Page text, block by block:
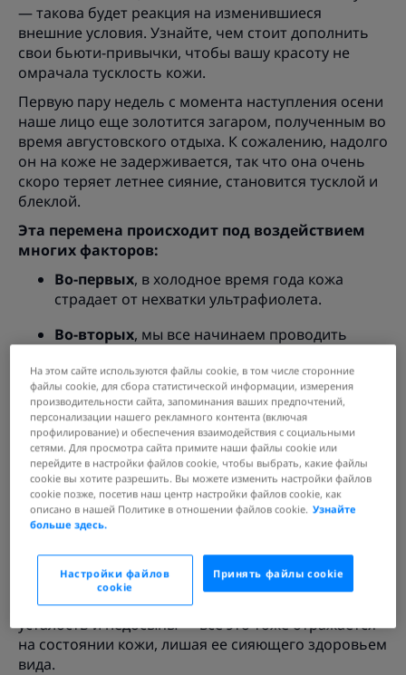
— такова будет реакция на изменившиеся
внешние условия. Узнайте, чем стоит дополнить
свои бьюти-привычки, чтобы вашу красоту не
омрачала тусклость кожи.
Первую пару недель с момента наступления осени
наше лицо еще золотится загаром, полученным во
время августовского отдыха. К сожалению, надолго
он на коже не задерживается, так что она очень
скоро теряет летнее сияние, становится тусклой и
блеклой.
Эта перемена происходит под воздействием
многих факторов:
Во-первых, в холодное время года кожа
страдает от нехватки ультрафиолета.
Во-вторых, мы все начинаем проводить
воздухе, поэтому о бодром румянце и свежем
тоне кожи осенью говорить не приходится.
В-третьих, из-за некомфортных погодных
условий кожа испытывает стресс и в связи с
этим не так хорошо, как в нормальных
условиях, избавляется от омертвевших
клеток, слой которых и делает цвет лица
землистым.
И это только часть причин, по которым кожа
может быть тусклой. Нехватка витаминов,
неправильное питание, недостаток влаги,
усталость и недосыпы — все это тоже отражается
на состоянии кожи, лишая ее сияющего здоровьем
вида.
На этом сайте используются файлы cookie, в том числе сторонние
файлы cookie, для сбора статистической информации, измерения
производительности сайта, запоминания ваших предпочтений,
персонализации нашего рекламного контента (включая
профилирование) и обеспечения взаимодействия с социальными
сетями. Для просмотра сайта примите наши файлы cookie или
перейдите в настройки файлов cookie, чтобы выбрать, какие файлы
cookie вы хотите разрешить. Вы можете изменить настройки файлов
cookie позже, посетив наш центр настройки файлов cookie, как
описано в нашей Политике в отношении файлов cookie. Узнайте
больше здесь.
Принять файлы cookie
Настройки файлов
cookie